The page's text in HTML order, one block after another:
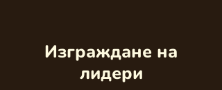
Изграждане на
лидери